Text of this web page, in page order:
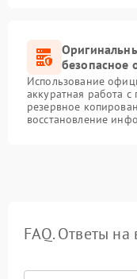
безопасное
Использование
аккуратная работа
резервное
восстановление
FAQ. Ответы